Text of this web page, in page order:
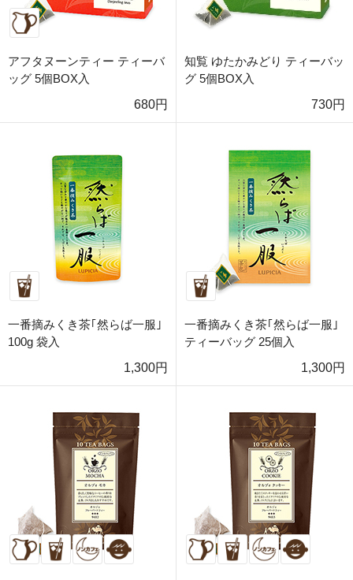
アフタヌーンティー ティーバ
ッグ 5個BOX入
680円
知覧 ゆたかみどり ティーバッ
グ 5個BOX入
730円
一番摘みくき茶｢然らば一服｣
100g 袋入
1,300円
一番摘みくき茶｢然らば一服｣
ティーバッグ 25個入
1,300円